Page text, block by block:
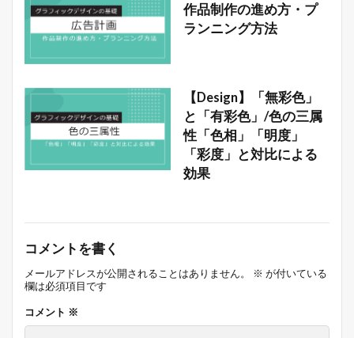
作品制作の進め方・プ
ランニング方法
【Design】「無彩色」
と「有彩色」/色の三属
性「色相」「明度」
「彩度」と対比による
効果
コメントを書く
メールアドレスが公開されることはありません。 ※ が付いている
欄は必須項目です
コメント ※